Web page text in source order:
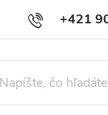
+421
Podmienky ochrany